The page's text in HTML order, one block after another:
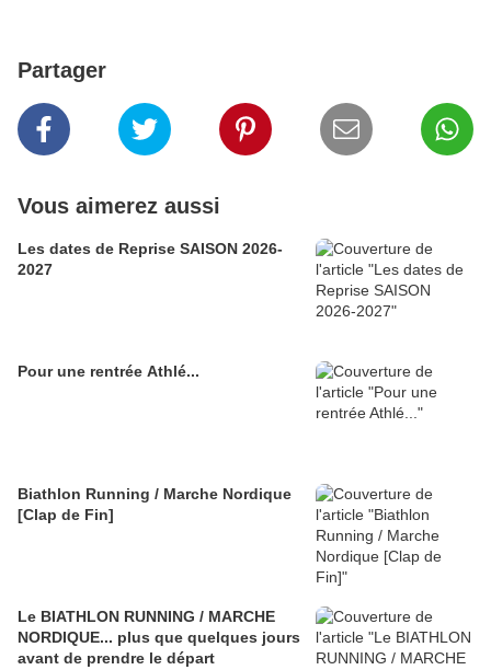
Partager
Vous aimerez aussi
Les dates de Reprise SAISON 2026-
2027
Pour une rentrée Athlé...
Biathlon Running / Marche Nordique
[Clap de Fin]
Le BIATHLON RUNNING / MARCHE
NORDIQUE... plus que quelques jours
avant de prendre le départ